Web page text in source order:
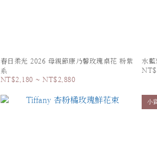
春日柔光 2026 母親節康乃馨玫瑰桌花 粉紫
系
NT$2,180 ~ NT$2,880
水
小